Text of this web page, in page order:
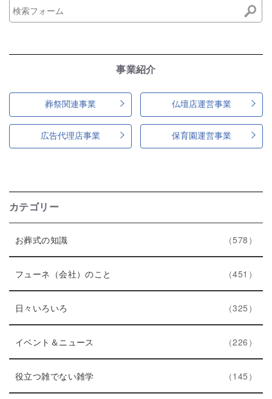
事業紹介
葬祭関連事業 仏壇店運営事業
広告代理店事業 保育園運営事業
カテゴリー
お葬式の知識
ン
ト
リ
数
578
フューネ（会社）のこと
ン
リ
数
451
日々いろいろ
ン
ト
リ
ー
数
325
イベント＆ニュース
ン
ト
リ
226
役立つ雑でない雑学エ
ン
145
件